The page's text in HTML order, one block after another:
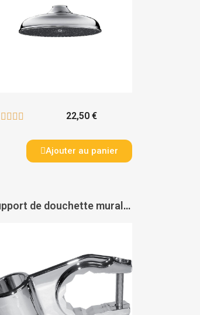
    22,50 €
Ajouter au panier
Support de douchette mural cavalier - PAS DE MARQUE